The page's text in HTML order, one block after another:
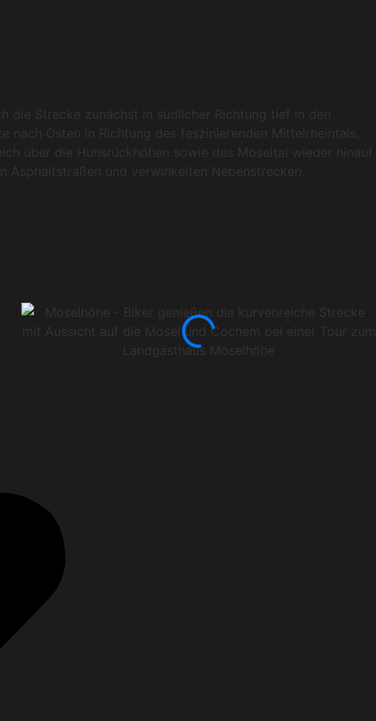
Strecke zunächst in südlicher Richtung tief in den
Osten in Richtung des faszinierenden Mittelrheintals,
über die Hunsrückhöhen sowie das Moseltal wieder hinauf
und verwinkelten Nebenstrecken.